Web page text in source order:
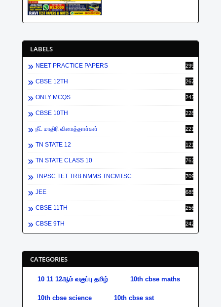
LABELS
NEET PRACTICE PAPERS 2998
CBSE 12TH 2672
ONLY MCQS 2429
CBSE 10TH 2284
நீட் மாதிரி வினாத்தாள்கள் 2213
TN STATE 12 1212
TN STATE CLASS 10 762
TNPSC TET TRB NMMS TNCMTSC 709
JEE 685
CBSE 11TH 256
CBSE 9TH 242
CATEGORIES
10 11 12ஆம் வகுப்பு தமிழ் 10th cbse maths
10th cbse science 10th cbse sst